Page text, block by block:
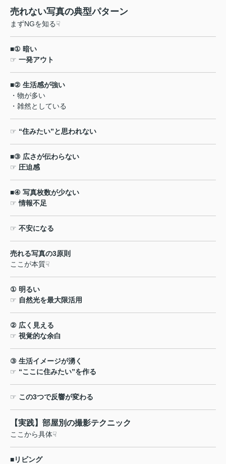
売れない写真の典型パターン
まずNGを知る☟
■① 暗い
☞ 一発アウト
■② 生活感が強い
・物が多い
・雑然としている
☞ “住みたい”と思われない
■③ 広さが伝わらない
☞ 圧迫感
■④ 写真枚数が少ない
☞情報不足
☞ 不安になる
売れる写真の3原則
ここが本質☟
① 明るい
☞ 自然光を最大限活用
② 広く見える
☞ 視覚的な余白
③ 生活イメージが湧く
☞ “ここに住みたい”を作る
☞ この3つで反響が変わる
【実践】部屋別の撮影テクニック
ここから具体☟
■リビング